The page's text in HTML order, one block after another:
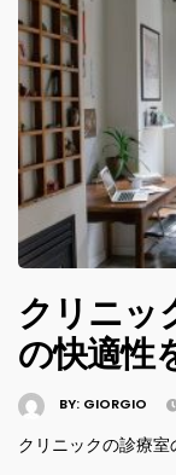
クリニッ
の快適性
BY: GIORGIO
クリニックの診療